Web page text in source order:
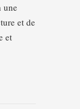
une
et de
et